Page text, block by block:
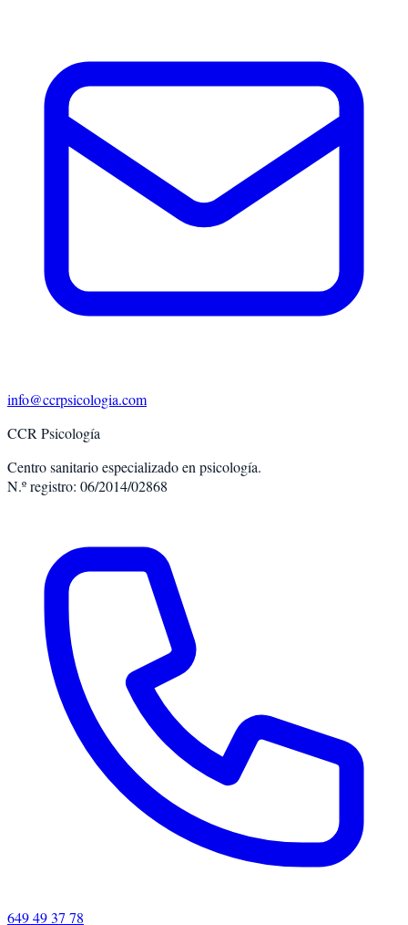
info@ccrpsicologia.com
CCR Psicología
Centro sanitario especializado en psicología.
N.º registro: 06/2014/02868
649 49 37 78